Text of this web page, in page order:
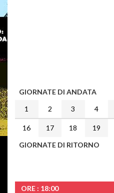
GIORNATE DI ANDATA
1
2 3 4
16 17 18 19
GIORNATE DI RITORNO
ORE : 18:00